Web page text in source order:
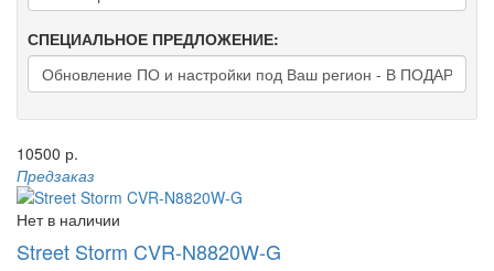
СПЕЦИАЛЬНОЕ ПРЕДЛОЖЕНИЕ:
10500 р.
Предзаказ
Нет в наличии
Street Storm CVR-N8820W-G